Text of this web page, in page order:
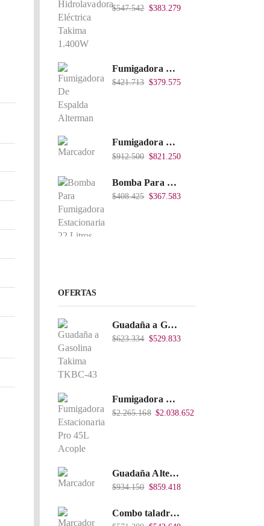
$547.542 $383.279
Fumigadora De Espalda Alterman A Baterí­a 12V/12Ah, 20Litros, Xkes20.
$421.713 $379.575
Fumigadora De Espalda Alterman Gasolina 2T, 26 Cc, Bomba Nylon Libre Mantenimiento, Tf900-A.
$912.500 $821.250
Bomba Para Fumigadora Estacionaria 22 Litros, Xp22-I.
$408.425 $367.583
OFERTAS
Guadaña a Gasolina Takima TKBC-43
$623.334 $529.833
Fumigadora Estacionaria Pro 45L Acople Directo con Accesorios
$2.265.168 $2.038.652
Guadaña Alterman A Gasolina 2T, De espalda, Eje Flexible, 43Cc, Xbc43B-I
$934.150 $859.418
Combo taladro Inalámbrico Takima 20V Li-Ion, Tklcd-20. + Polichadora Takima 7″ 1.200W, Tksp-180-D.